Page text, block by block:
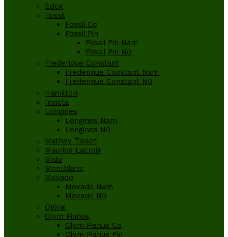
Edox
Fossil
Fossil Cơ
Fossil Pin
Fossil Pin Nam
Fossil Pin Nữ
Frederique Constant
Frederique Constant Nam
Frederique Constant Nữ
Hamilton
Invicta
Longines
Longines Nam
Longines Nữ
Mathey Tissot
Maurice Lacroix
Mido
Montblanc
Movado
Movado Nam
Movado Nữ
Ogival
Olym Pianus
Olym Pianus Cơ
Olym Pianus Pin